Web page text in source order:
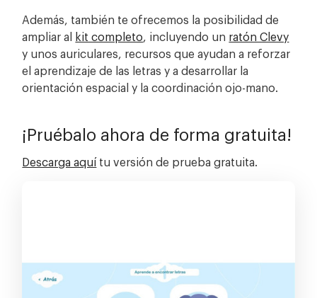
Además, también te ofrecemos la posibilidad de
ampliar al kit completo, incluyendo un ratón Clevy
y unos auriculares, recursos que ayudan a reforzar
el aprendizaje de las letras y a desarrollar la
orientación espacial y la coordinación ojo-mano.
¡Pruébalo ahora de forma gratuita!
Descarga aquítu versión de prueba gratuita.